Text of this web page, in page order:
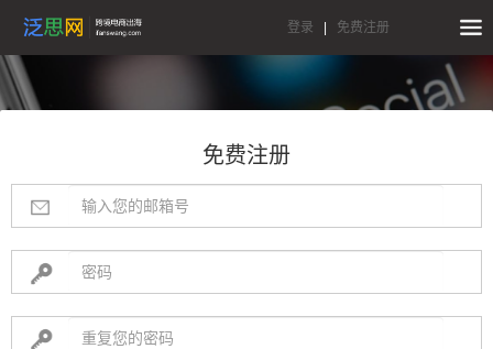
登录 免费注册
免费注册